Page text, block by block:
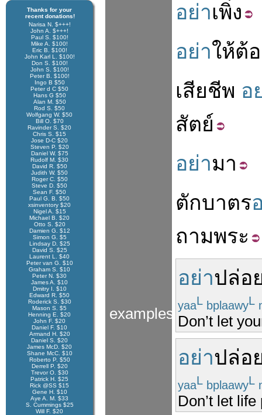
Thanks for your
recent donations!
Narisa N. $+++!
John A. $+++!
Paul S. $100!
Mike A. $100!
Eric B. $100!
John Karl L. $100!
Don S. $100!
John S. $100!
Peter B. $100!
Ingo B $50
Peter d C $50
Hans G $50
Alan M. $50
Rod S. $50
Wolfgang W. $50
Bill O. $70
Ravinder S. $20
Chris S. $15
Jose D-C $20
Steven P. $20
Daniel W. $75
Rudolf M. $30
David R. $50
Judith W. $50
Roger C. $50
Steve D. $50
Sean F. $50
Paul G. B. $50
xsinventory $20
Nigel A. $15
Michael B. $20
Otto S. $20
Damien G. $12
Simon G. $5
Lindsay D. $25
David S. $25
Laurent L. $40
Peter van G. $10
Graham S. $10
Peter N. $30
James A. $10
Dmitry I. $10
Edward R. $50
Roderick S. $30
Mason S. $5
Henning E. $20
John F. $20
Daniel F. $10
Armand H. $20
Daniel S. $20
James McD. $20
Shane McC. $10
Roberto P. $50
Derrell P. $20
Trevor O. $30
Patrick H. $25
Rick @SS $15
Gene H. $10
Aye A. M. $33
S. Cummings $25
Will F. $20
examples
อย่าเพิ่ง
อย่าให้ต้
เสียชีพ อ
สัตย์
อย่ามา
ตักบาตร
ถามพระ
อย่าปล่อ
yaaL bplaawyL
Don’t let
อย่าปล่อ
yaaL bplaawyL
Don’t let